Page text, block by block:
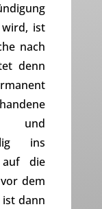
ist
nach
denn
und
ins
die
dem
dann